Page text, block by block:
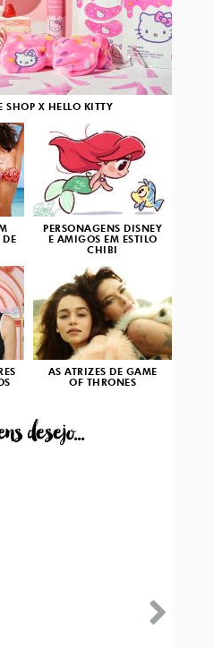
SHOP X HELLO KITTY
PERSONAGENS DISNEY
E AMIGOS EM ESTILO
CHIBI
3
AS ATRIZES DE GAME
OF THRONES
desejo...